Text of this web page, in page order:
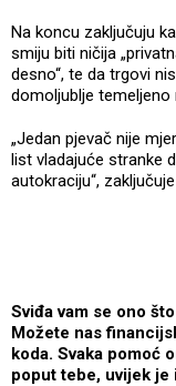
Na koncu zaključuju
smiju biti ničija
desno“, te da trgovi
domoljublje temeljeno
„Jedan pjevač nije
list vladajuće stranke
autokraciju“,
Sviđa vam se ono
Možete nas
koda. Svaka pomoć
poput tebe, uvijek je